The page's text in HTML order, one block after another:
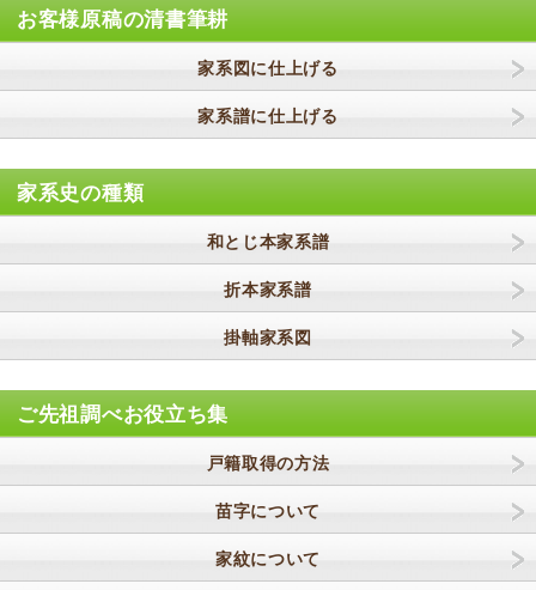
お客様原稿の清書筆耕
家系図に仕上げる
家系譜に仕上げる
家系史の種類
和とじ本家系譜
折本家系譜
掛軸家系図
ご先祖調べお役立ち集
戸籍取得の方法
苗字について
家紋について